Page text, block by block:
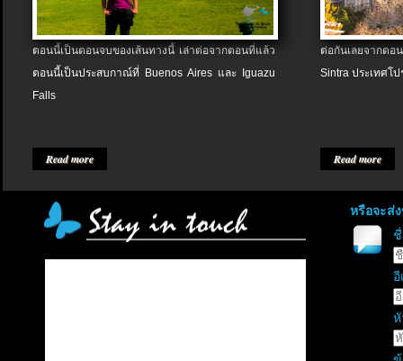
ตอนนี้เป็นตอนจบของเส้นทางนี้ เล่าต่อจากตอนที่แล้ว
ตอนนี้เป็นประสบกาณ์ที่ Buenos Aires และ Iguazu
Falls
Read more
ต่อกันเลยจากต
Sintra ประเทศโป
Read more
หรือจะส่
อี
หั